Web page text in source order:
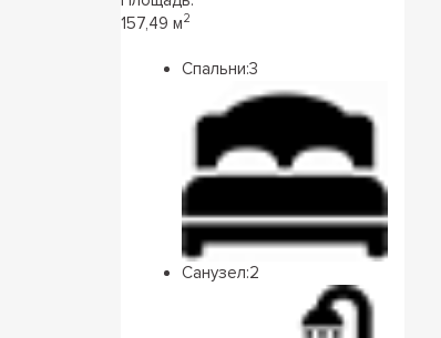
157,49 м2
Спальни:3
Санузел:2